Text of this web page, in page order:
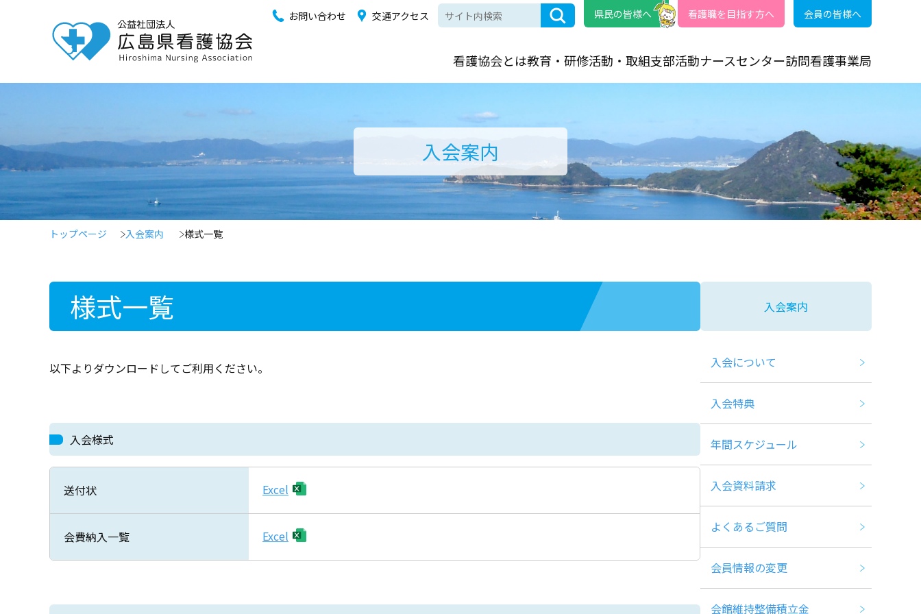
お問い合わせ 交通アクセス 県民の皆様へ 看護職を目指す方へ 会員の皆様へ
看護協会とは教育・研修活動・取組支部活動ナースセンター訪問看護事業局
入会案内
トップページ 入会案内 様式一覧
様式一覧
以下よりダウンロードしてご利用ください。
入会様式
送付状 Excel
会費納入一覧 Excel
入会案内
入会について
入会特典
年間スケジュール
入会資料請求
よくあるご質問
会員情報の変更
会館維持整備積立金